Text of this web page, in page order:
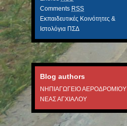
Comments RSS
Εκπαιδευτικές Κοινότητες &
Ιστολόγια ΠΣΔ
Blog authors
ΝΗΠΙΑΓΩΓΕΙΟ ΑΕΡΟΔΡΟΜΙΟΥ
ΝΕΑΣ ΑΓΧΙΑΛΟΥ